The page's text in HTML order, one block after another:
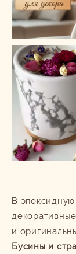
В
и
Бусины и